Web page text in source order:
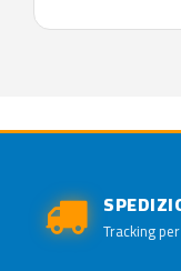
Tracking